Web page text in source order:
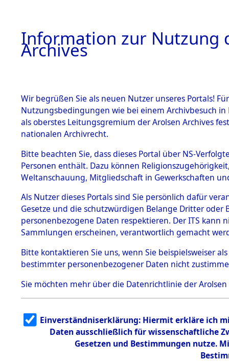
BESTÄNDE
1.
Inhaftierungsdoku
mente
1.2.9 Beim ITS
Effekten
1.2.9.1
Effekten aus
dem KZ
Dachau
1.2.9.2
Effekten aus
dem KZ
Bayerisches
1.2.9.3
Effekten aus
dem KZ
Neuengamm
0005
Einen Kommentar
Information zur Nutzung
Archives
Wir begrüßen Sie als neuen Nutzer unseres Portals!
Nutzungsbedingungen wie bei einem Archivbesuch
als oberstes Leitungsgremium der Arolsen Archives
nationalen Archivrecht.
Bitte beachten Sie, dass dieses Portal über NS-
Personen enthält. Dazu können
Weltanschauung, Mitgliedschaft in Gewerkschaften
Als Nutzer dieses Portals sind Sie persönlich dafür
Gesetze und die schutzwürdigen Belange Dritter
personenbezogene Daten respektieren. Der ITS
Sammlungen erscheinen, verantwortlich gemacht
Bitte kontaktieren Sie uns, wenn Sie beispielsweiser
bestimmter personenbezogener Daten nicht
Sie möchten mehr über die Datenrichtlinie der Arolsen
Einverständniserklärung: Hiermit erkläre ich
Daten ausschließlich für wissenschaftliche
Gesetzen und Bestimmungen nutze.